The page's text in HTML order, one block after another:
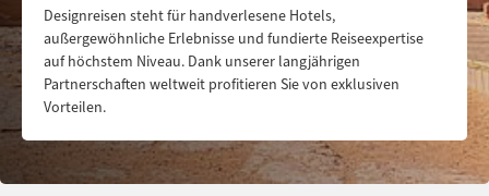
Designreisen steht für handverlesene Hotels,
außergewöhnliche Erlebnisse und fundierte Reiseexpertise
auf höchstem Niveau. Dank unserer langjährigen
Partnerschaften weltweit profitieren Sie von exklusiven
Vorteilen.